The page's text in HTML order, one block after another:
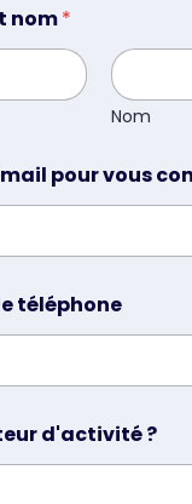
nom*
Nom
pour vous
téléphone
d'activité ?